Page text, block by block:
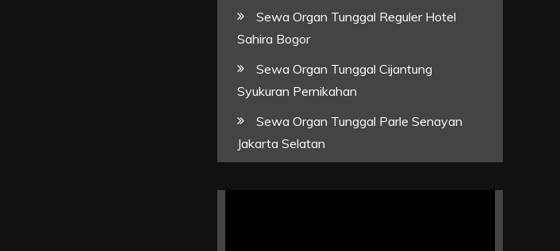
Sewa Organ Tunggal Reguler Hotel
Sahira Bogor
Sewa Organ Tunggal Cijantung
Syukuran Pernikahan
Sewa Organ Tunggal Parle Senayan
Jakarta Selatan